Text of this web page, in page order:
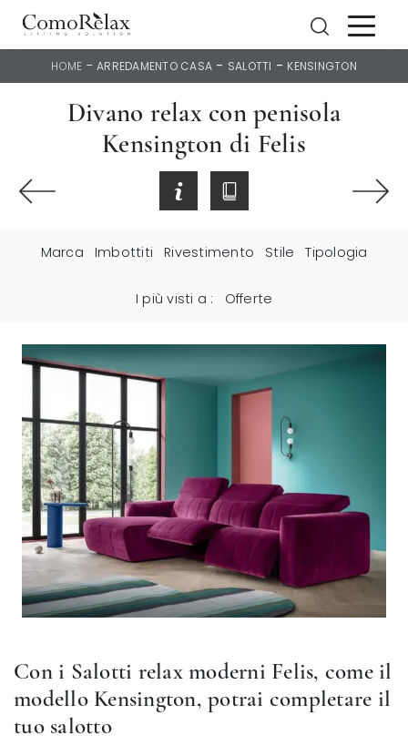
HOME - ARREDAMENTO CASA - SALOTTI - KENSINGTON
Divano relax con penisola
Kensington di Felis
Marca Imbottiti Rivestimento Stile Tipologia
I più visti a : Offerte
Con i Salotti relax moderni Felis, come il
modello Kensington, potrai completare il
tuo salotto